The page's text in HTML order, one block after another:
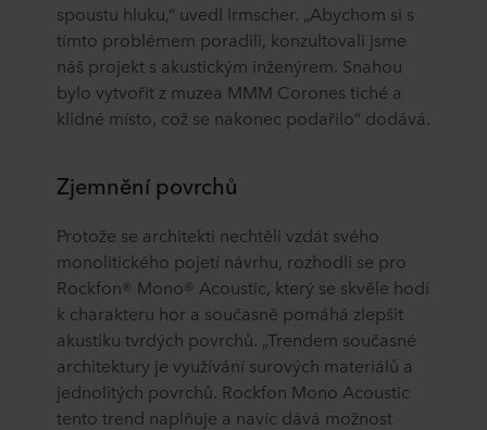
spoustu hluku,“ uvedl Irmscher. „Abychom si s
tímto problémem poradili, konzultovali jsme
náš projekt s akustickým inženýrem. Snahou
bylo vytvořit z muzea MMM Corones tiché a
klidné místo, což se nakonec podařilo“ dodává.
Zjemnění povrchů
Protože se architekti nechtěli vzdát svého
monolitického pojetí návrhu, rozhodli se pro
Rockfon® Mono® Acoustic, který se skvěle hodí
k charakteru hor a současně pomáhá zlepšit
akustiku tvrdých povrchů. „Trendem současné
architektury je využívání surových materiálů a
jednolitých povrchů. Rockfon Mono Acoustic
tento trend naplňuje a navíc dává možnost